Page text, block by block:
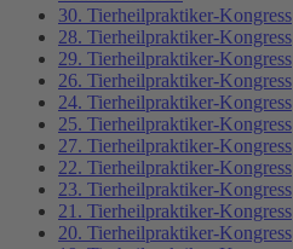
30. Tierheilpraktiker-Kongress
28. Tierheilpraktiker-Kongress
29. Tierheilpraktiker-Kongress
26. Tierheilpraktiker-Kongress
24. Tierheilpraktiker-Kongress
25. Tierheilpraktiker-Kongress
27. Tierheilpraktiker-Kongress
22. Tierheilpraktiker-Kongress
23. Tierheilpraktiker-Kongress
21. Tierheilpraktiker-Kongress
20. Tierheilpraktiker-Kongress